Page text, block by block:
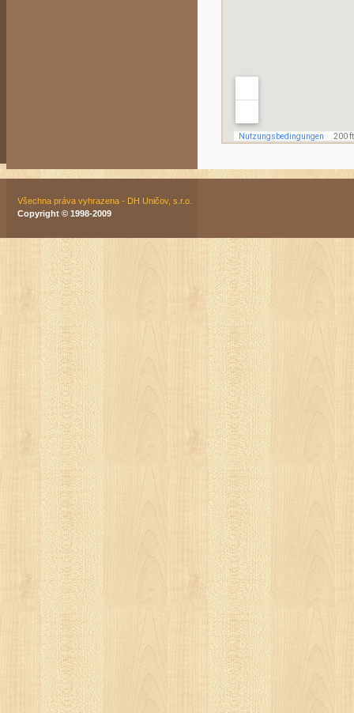
Všechna práva vyhrazena - DH Uničov, s.r.o.
Copyright © 1998-2009